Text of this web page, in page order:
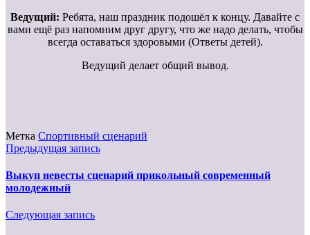
Ведущий: Ребята, наш праздник подошёл к концу. Давайте с
вами ещё раз напомним друг другу, что же надо делать, чтобы
всегда оставаться здоровыми (Ответы детей).
Ведущий делает общий вывод.
Метка Спортивный сценарий
Предыдущая запись
Выкуп невесты сценарий прикольный современный
молодежный
Следующая запись